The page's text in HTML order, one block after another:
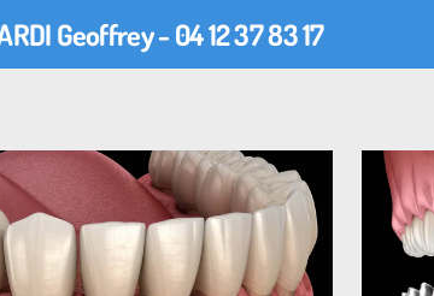
Geoffrey - 04 12 37 83 17